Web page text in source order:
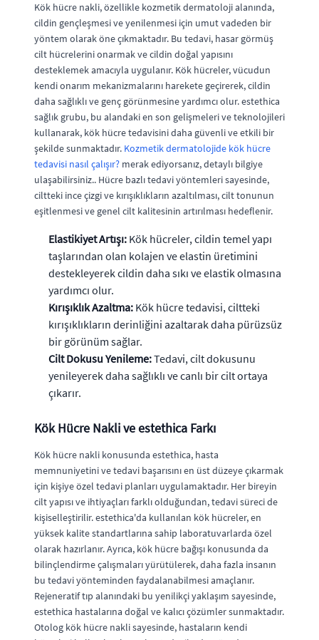
Kök hücre nakli, özellikle kozmetik dermatoloji alanında,
cildin gençleşmesi ve yenilenmesi için umut vadeden bir
yöntem olarak öne çıkmaktadır. Bu tedavi, hasar görmüş
cilt hücrelerini onarmak ve cildin doğal yapısını
desteklemek amacıyla uygulanır. Kök hücreler, vücudun
kendi onarım mekanizmalarını harekete geçirerek, cildin
daha sağlıklı ve genç görünmesine yardımcı olur. estethica
sağlık grubu, bu alandaki en son gelişmeleri ve teknolojileri
kullanarak, kök hücre tedavisini daha güvenli ve etkili bir
şekilde sunmaktadır. Kozmetik dermatolojide kök hücre
tedavisi nasıl çalışır? merak ediyorsanız, detaylı bilgiye
ulaşabilirsiniz.. Hücre bazlı tedavi yöntemleri sayesinde,
ciltteki ince çizgi ve kırışıklıkların azaltılması, cilt tonunun
eşitlenmesi ve genel cilt kalitesinin artırılması hedeflenir.
Elastikiyet Artışı: Kök hücreler, cildin temel yapı
taşlarından olan kolajen ve elastin üretimini
destekleyerek cildin daha sıkı ve elastik olmasına
yardımcı olur.
Kırışıklık Azaltma: Kök hücre tedavisi, ciltteki
kırışıklıkların derinliğini azaltarak daha pürüzsüz
bir görünüm sağlar.
Cilt Dokusu Yenileme:Tedavi, cilt dokusunu
yenileyerek daha sağlıklı ve canlı bir cilt ortaya
çıkarır.
Kök Hücre Nakli ve estethica Farkı
Kök hücre nakli konusunda estethica, hasta
memnuniyetini ve tedavi başarısını en üst düzeye çıkarmak
için kişiye özel tedavi planları uygulamaktadır. Her bireyin
cilt yapısı ve ihtiyaçları farklı olduğundan, tedavi süreci de
kişiselleştirilir. estethica'da kullanılan kök hücreler, en
yüksek kalite standartlarına sahip laboratuvarlarda özel
olarak hazırlanır. Ayrıca, kök hücre bağışı konusunda da
bilinçlendirme çalışmaları yürütülerek, daha fazla insanın
bu tedavi yönteminden faydalanabilmesi amaçlanır.
Rejeneratif tıp alanındaki bu yenilikçi yaklaşım sayesinde,
estethica hastalarına doğal ve kalıcı çözümler sunmaktadır.
Otolog kök hücre nakli sayesinde, hastaların kendi